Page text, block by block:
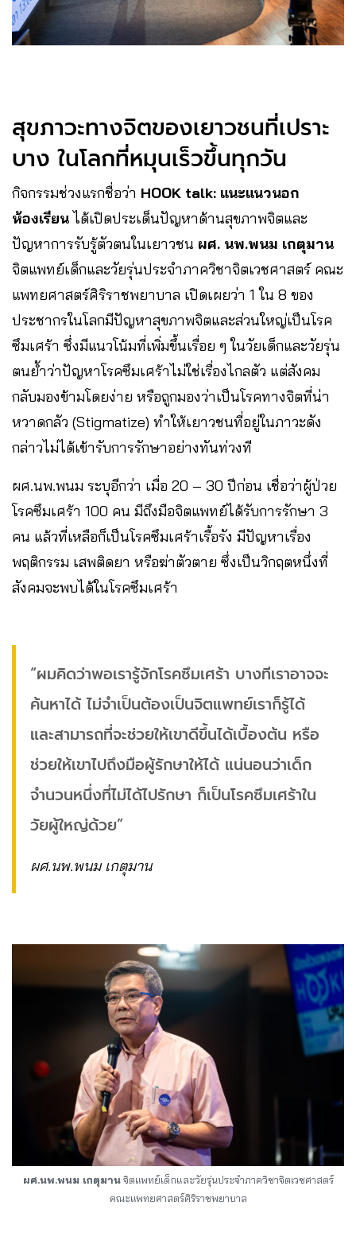
สุขภาวะทางจิตของเยาวชนที่เปราะ
บาง ในโลกที่หมุนเร็วขึ้นทุกวัน
กิจกรรมช่วงแรกชื่อว่า HOOK talk: แนะแนวนอก
ห้องเรียน ได้เปิดประเด็นปัญหาด้านสุขภาพจิตและ
ปัญหาการรับรู้ตัวตนในเยาวชน ผศ. นพ.พนม เกตุมาน
จิตแพทย์เด็กและวัยรุ่นประจําภาควิชาจิตเวชศาสตร์ คณะ
แพทยศาสตร์ศิริราชพยาบาล เปิดเผยว่า 1 ใน 8 ของ
ประชากรในโลกมีปัญหาสุขภาพจิตและส่วนใหญ่เป็นโรค
ซึมเศร้า ซึ่งมีแนวโน้มที่เพิ่มขึ้นเรื่อย ๆ ในวัยเด็กและวัยรุ่น
ตนย้ำว่าปัญหาโรคซึมเศร้าไม่ใช่เรื่องไกลตัว แต่สังคม
กลับมองข้ามโดยง่าย หรือถูกมองว่าเป็นโรคทางจิตที่น่า
หวาดกลัว (Stigmatize) ทำให้เยาวชนที่อยู่ในภาวะดัง
กล่าวไม่ได้เข้ารับการรักษาอย่างทันท่วงที
ผศ.นพ.พนม ระบุอีกว่า เมื่อ 20 – 30 ปีก่อน เชื่อว่าผู้ป่วย
โรคซึมเศร้า 100 คน มีถึงมือจิตแพทย์ได้รับการรักษา 3
คน แล้วที่เหลือก็เป็นโรคซึมเศร้าเรื้อรัง มีปัญหาเรื่อง
พฤติกรรม เสพติดยา หรือฆ่าตัวตาย ซึ่งเป็นวิกฤตหนึ่งที่
สังคมจะพบได้ในโรคซึมเศร้า
“ผมคิดว่าพอเรารู้จักโรคซึมเศร้า บางทีเราอาจจะ
ค้นหาได้ ไม่จำเป็นต้องเป็นจิตแพทย์เราก็รู้ได้
และสามารถที่จะช่วยให้เขาดีขึ้นได้เบื้องต้น หรือ
ช่วยให้เขาไปถึงมือผู้รักษาให้ได้ แน่นอนว่าเด็ก
จำนวนหนึ่งที่ไม่ได้ไปรักษา ก็เป็นโรคซึมเศร้าใน
วัยผู้ใหญ่ด้วย”
ผศ.นพ.พนม เกตุมาน
ผศ.นพ.พนม เกตุมานจิตแพทย์เด็กและวัยรุ่นประจําภาควิชาจิตเวชศาสตร์
คณะแพทยศาสตร์ศิริราชพยาบาล